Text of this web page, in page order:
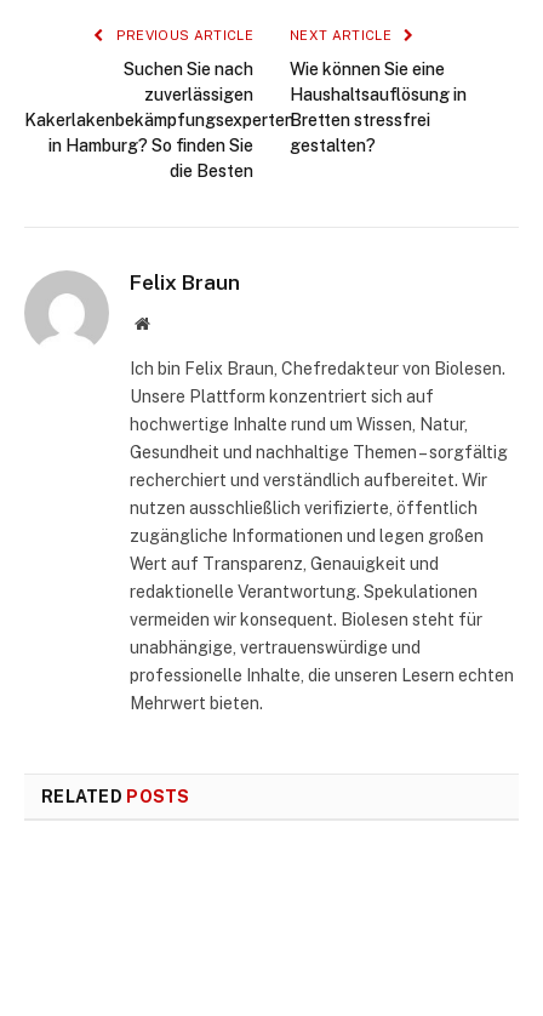
PREVIOUS ARTICLE
Suchen Sie nach
zuverlässigen
Kakerlakenbekämpfungsexperten
in Hamburg? So finden Sie
die Besten
NEXT ARTICLE
Wie können Sie eine
Haushaltsauflösung in
Bretten stressfrei
gestalten?
Felix Braun
Website
Ich bin Felix Braun, Chefredakteur von Biolesen.
Unsere Plattform konzentriert sich auf
hochwertige Inhalte rund um Wissen, Natur,
Gesundheit und nachhaltige Themen – sorgfältig
recherchiert und verständlich aufbereitet. Wir
nutzen ausschließlich verifizierte, öffentlich
zugängliche Informationen und legen großen
Wert auf Transparenz, Genauigkeit und
redaktionelle Verantwortung. Spekulationen
vermeiden wir konsequent. Biolesen steht für
unabhängige, vertrauenswürdige und
professionelle Inhalte, die unseren Lesern echten
Mehrwert bieten.
RELATED POSTS